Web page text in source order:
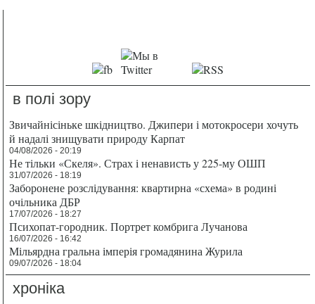
в полі зору
Звичайнісіньке шкідництво. Джипери і мотокросери хочуть
й надалі знищувати природу Карпат
04/08/2026 - 20:19
Не тільки «Скеля». Страх і ненависть у 225-му ОШП
31/07/2026 - 18:19
Заборонене розслідування: квартирна «схема» в родині
очільника ДБР
17/07/2026 - 18:27
Психопат-городник. Портрет комбрига Лучанова
16/07/2026 - 16:42
Мільярдна гральна імперія громадянина Журила
09/07/2026 - 18:04
хроніка